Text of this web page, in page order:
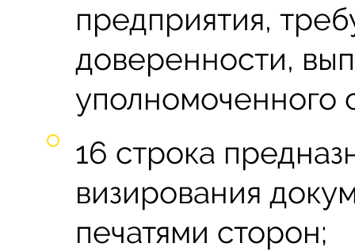
предприятия,
доверенности,
уполномоченного
16 строка
визирования
печатями сторон;